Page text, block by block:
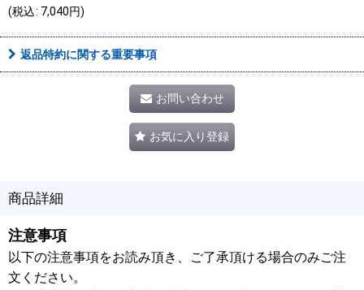
(税込: 7,040円)
返品特約に関する重要事項
お問い合わせ
お気に入り登録
商品詳細
注意事項
以下の注意事項をお読み頂き、ご了承頂ける場合のみご注
文ください。